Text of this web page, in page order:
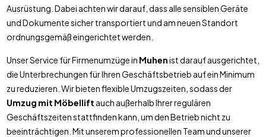
Ausrüstung. Dabei achten wir darauf, dass alle sensiblen Geräte
und Dokumente sicher transportiert und am neuen Standort
ordnungsgemäß eingerichtet werden.
Unser Service für Firmenumzüge in Muhenist darauf ausgerichtet,
die Unterbrechungen für Ihren Geschäftsbetrieb auf ein Minimum
zu reduzieren. Wir bieten flexible Umzugszeiten, sodass der
Umzug mit Möbellift auch außerhalb Ihrer regulären
Geschäftszeiten stattfinden kann, um den Betrieb nicht zu
beeinträchtigen. Mit unserem professionellen Team und unserer